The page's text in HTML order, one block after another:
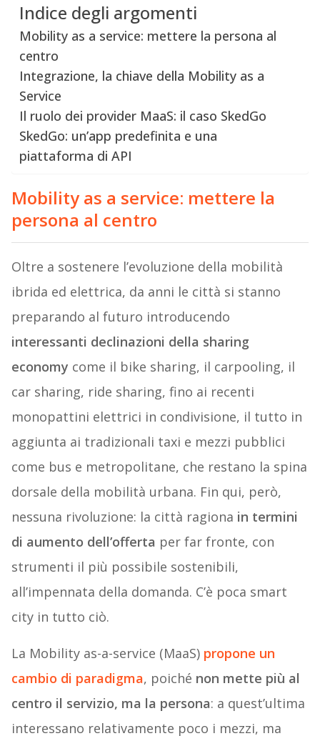
Indice degli argomenti
Mobility as a service: mettere la persona al
centro
Integrazione, la chiave della Mobility as a
Service
Il ruolo dei provider MaaS: il caso SkedGo
SkedGo: un’app predefinita e una
piattaforma di API
Mobility as a service: mettere la
persona al centro
Oltre a sostenere l’evoluzione della mobilità
ibrida ed elettrica, da anni le città si stanno
preparando al futuro introducendo
interessanti declinazioni della sharing
economy come il bike sharing, il carpooling, il
car sharing, ride sharing, fino ai recenti
monopattini elettrici in condivisione, il tutto in
aggiunta ai tradizionali taxi e mezzi pubblici
come bus e metropolitane, che restano la spina
dorsale della mobilità urbana. Fin qui, però,
nessuna rivoluzione: la città ragiona in termini
di aumento dell’offerta per far fronte, con
strumenti il più possibile sostenibili,
all’impennata della domanda. C’è poca smart
city in tutto ciò.
La Mobility as-a-service (MaaS) propone un
cambio di paradigma, poiché non mette più al
centro il servizio, ma la persona: a quest’ultima
interessano relativamente poco i mezzi, ma